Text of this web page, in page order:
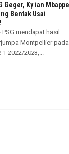
Geger, Kylian Mbappe
Bentak Usai
mendapat hasil
Montpellier pada
1 2022/2023,...